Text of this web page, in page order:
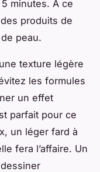
minutes. À ce
produits de
peau.
texture légère
les formules
un effet
parfait pour ce
un léger fard à
fera l’affaire. Un